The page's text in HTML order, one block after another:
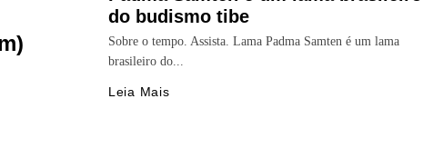
do budismo tibe
Sobre o tempo. Assista. Lama Padma Samten é um lama
brasileiro do...
Leia Mais